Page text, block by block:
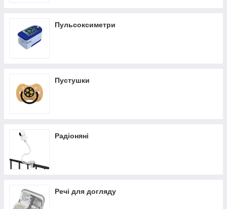
Пульсоксиметри
Пустушки
Радіоняні
Речі для догляду